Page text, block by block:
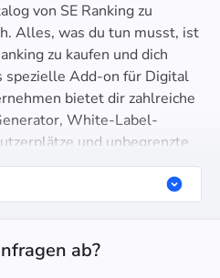
von SE Ranking zu
Alles, was du tun musst, ist
zu kaufen und dich
spezielle Add-on für Digital
bietet dir zahlreiche
White-Label-
und unbegrenzte
Agency Pack ist nur für
jährlichen Pro- oder
Sobald du das Agency Pack
ausfüllen, um in unseren
ab?